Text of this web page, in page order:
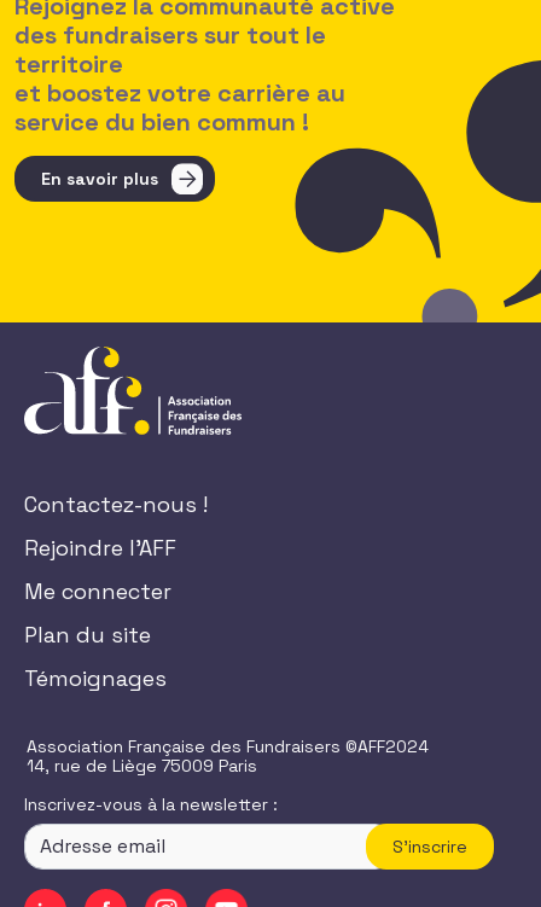
des fundraisers sur tout le
territoire
et boostez votre carrière au
service du bien commun !
En savoir plus
Contactez-nous !
Rejoindre l'AFF
Me connecter
Plan du site
Témoignages
Association Française des Fundraisers ©AFF2024
14, rue de Liège 75009 Paris
Inscrivez-vous à la newsletter :
S'inscrire